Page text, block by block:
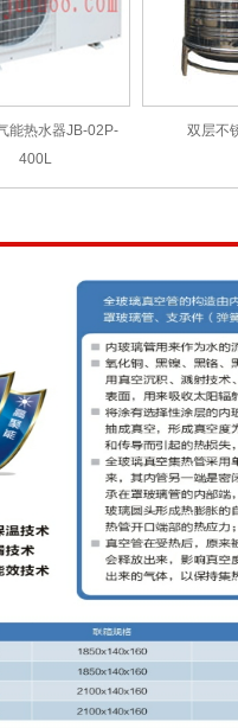
能热水器JB-02P-
400L
双层不